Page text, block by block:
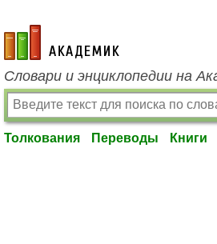
academic.ru
Словари и энциклопедии на
Толкования Переводы Книги